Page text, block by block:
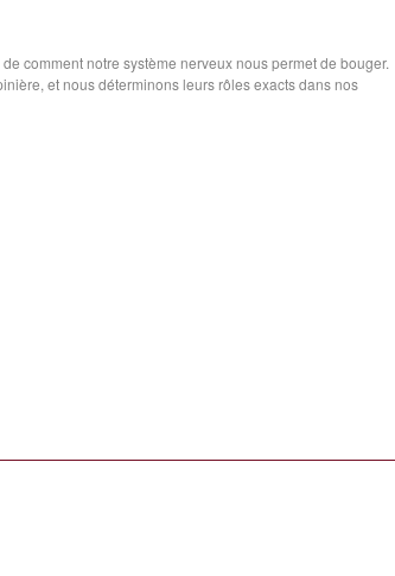
comment notre système nerveux nous permet de bouger.
et nous déterminons leurs rôles exacts dans nos